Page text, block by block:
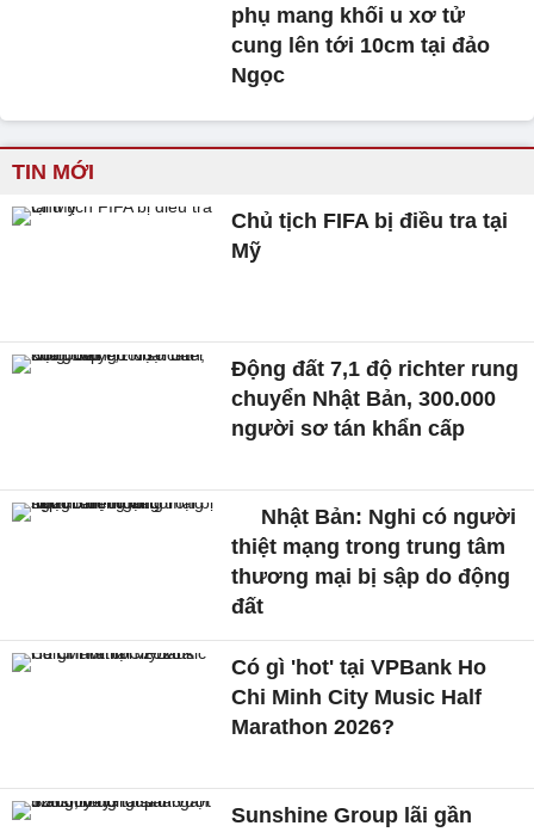
phụ mang khối u xơ tử
cung lên tới 10cm tại đảo
Ngọc
TIN MỚI
Chủ tịch FIFA bị điều tra tại
Mỹ
Động đất 7,1 độ richter rung
chuyển Nhật Bản, 300.000
người sơ tán khẩn cấp
Nhật Bản: Nghi có người
thiệt mạng trong trung tâm
thương mại bị sập do động
đất
Có gì 'hot' tại VPBank Ho
Chi Minh City Music Half
Marathon 2026?
Sunshine Group lãi gần